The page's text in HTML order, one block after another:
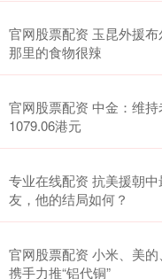
官网股票配资 玉昆外援
那里的食物很辣
官网股票配资 中金：维持
1079.06港元
专业在线配资 抗美援朝
友，他的结局如何？
官网股票配资 小米、美
携手力推“铝代铜”